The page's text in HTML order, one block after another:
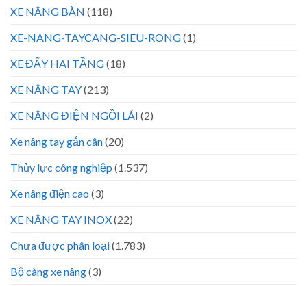
XE NÂNG BÀN (118)
XE-NANG-TAYCANG-SIEU-RONG(1)
XE ĐẨY HAI TẦNG(18)
XE NÂNG TAY(213)
XE NÂNG ĐIỆN NGỒI LÁI (2)
Xe nâng tay gắn cân(20)
Thủy lực công nghiệp (1.537)
Xe nâng điện cao (3)
XE NÂNG TAY INOX(22)
Chưa được phân loại(1.783)
Bộ càng xe nâng(3)